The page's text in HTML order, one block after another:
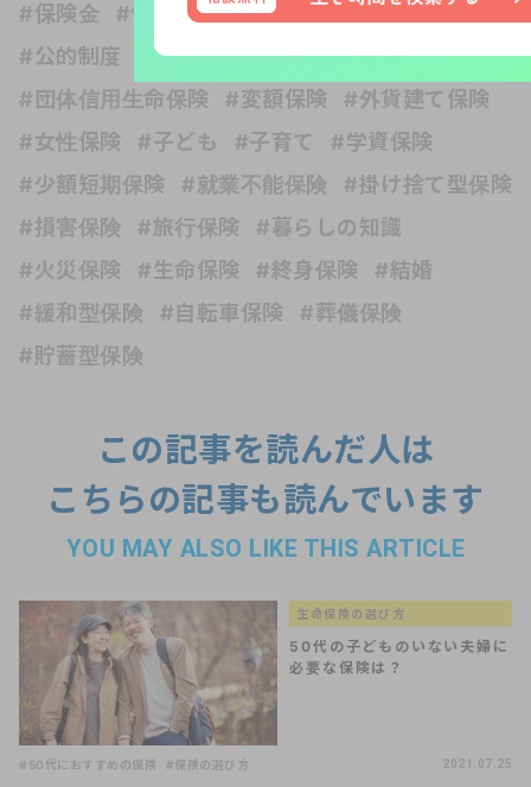
#保険金
#保障内容
#公的保険 社会保障制度
#公的制度
#医療保険
#収入保障保険
#団体信用生命保険
#変額保険
#外貨建て保険
#女性保険
#子ども #子育て
#学資保険
#少額短期保険
#就業不能保険
#掛け捨て型保険
#損害保険
#旅行保険
#暮らしの知識
#火災保険
#生命保険 #終身保険
#結婚
#緩和型保険
#自転車保険
#葬儀保険
#貯蓄型保険
この記事を読んだ人は
こちらの記事も読んでいます
YOU MAY ALSO LIKE THIS ARTICLE
生命保険の選び方
50代の子どものいない夫婦に
必要な保険は？
#50代におすすめの保険 #保険の選び方 2021.07.25